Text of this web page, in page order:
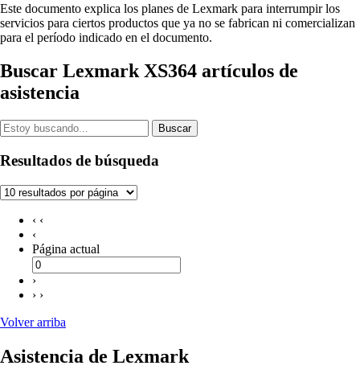
Este documento explica los planes de Lexmark para interrumpir los
servicios para ciertos productos que ya no se fabrican ni comercializan
para el período indicado en el documento.
Buscar Lexmark XS364 artículos de
asistencia
Buscar
Resultados de búsqueda
‹ ‹
‹
Página actual
›
› ›
Volver arriba
Asistencia de Lexmark